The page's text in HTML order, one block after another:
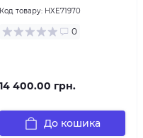
Код товару: HXE71970
0
14 400.00 грн.
До кошика